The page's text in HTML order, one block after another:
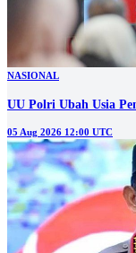
NASIONAL
UU Polri Ubah Usia
05 Aug 2026 12:00 UTC